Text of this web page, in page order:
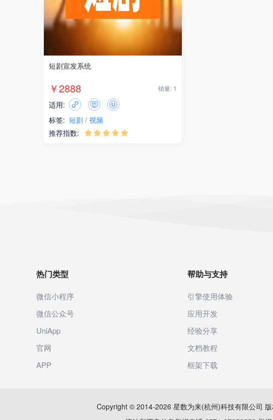
短剧宣发系统
￥2888 销量: 1
适用:
标签: 短剧 视频
推荐指数:
    
热门类型
微信小程序
微信公众号
UniApp
官网
APP
帮助与支持
引擎使用体验
应用开发
经验分享
文档教程
框架下载
Copyright © 2014-2026 星数为来(杭州)科技有限公司